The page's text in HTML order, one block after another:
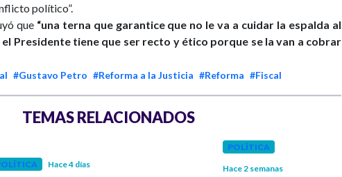
político”.
que “una terna que garantice que no le va a cuidar la espalda al
Presidente tiene que ser recto y ético porque se la van a cobrar
#Gustavo Petro #Reforma a la Justicia #Reforma #Fiscal
TEMAS RELACIONADOS
Hace 4 días
POLÍTICA
Hace 2 semanas